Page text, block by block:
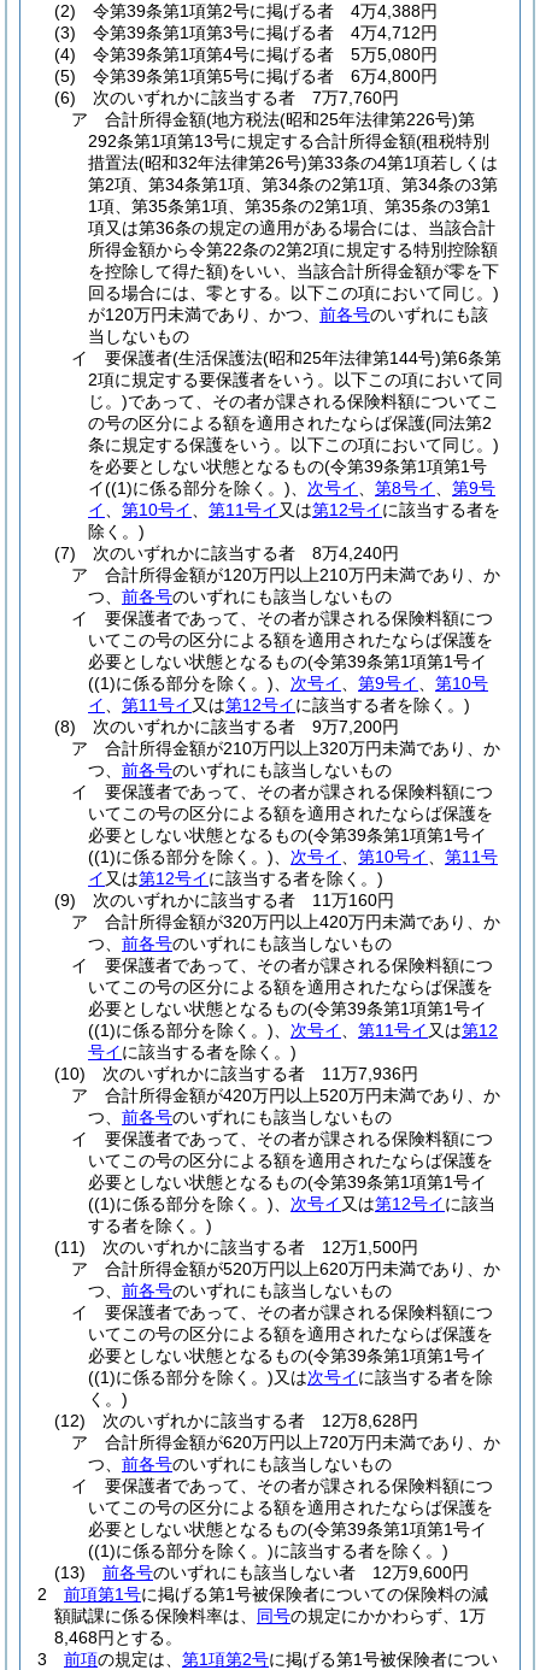
(2)
令第39条第1項第2号に掲げる者 4万4,388円
(3)
令第39条第1項第3号に掲げる者 4万4,712円
(4)
令第39条第1項第4号に掲げる者 5万5,080円
(5)
令第39条第1項第5号に掲げる者 6万4,800円
(6)
次のいずれかに該当する者 7万7,760円
ア
合計所得金額(地方税法(昭和25年法律第226号)第
292条第1項第13号に規定する合計所得金額(租税特別
措置法(昭和32年法律第26号)第33条の4第1項若しくは
第2項、第34条第1項、第34条の2第1項、第34条の3第
1項、第35条第1項、第35条の2第1項、第35条の3第1
項又は第36条の規定の適用がある場合には、当該合計
所得金額から令第22条の2第2項に規定する特別控除額
を控除して得た額)をいい、当該合計所得金額が零を下
回る場合には、零とする。以下この項において同じ。)
が120万円未満であり、かつ、 前各号のいずれにも該
当しないもの
イ
要保護者(生活保護法(昭和25年法律第144号)第6条第
2項に規定する要保護者をいう。以下この項において同
じ。)であって、その者が課される保険料額についてこ
の号の区分による額を適用されたならば保護(同法第2
条に規定する保護をいう。以下この項において同じ。)
を必要としない状態となるもの(令第39条第1項第1号
イ((1)に係る部分を除く。) 次号イ 第8号イ
第9号
イ
第10号イ 第11号イ 又は第12号イに該当する者を
除く。)
(7)
次のいずれかに該当する者 8万4,240円
ア
合計所得金額が120万円以上210万円未満であり、か
つ、 前各号のいずれにも該当しないもの
イ
要保護者であって、その者が課される保険料額につ
いてこの号の区分による額を適用されたならば保護を
必要としない状態となるもの(令第39条第1項第1号イ
((1)に係る部分を除く。) 次号イ 第9号イ
第10号
イ
第11号イ 又は第12号イに該当する者を除く。)
(8)
次のいずれかに該当する者 9万7,200円
ア
合計所得金額が210万円以上320万円未満であり、か
つ、 前各号のいずれにも該当しないもの
イ
要保護者であって、その者が課される保険料額につ
いてこの号の区分による額を適用されたならば保護を
必要としない状態となるもの(令第39条第1項第1号イ
((1)に係る部分を除く。) 次号イ 第10号イ
第11号
イ 又は第12号イに該当する者を除く。)
(9)
次のいずれかに該当する者 11万160円
ア
合計所得金額が320万円以上420万円未満であり、か
つ、 前各号のいずれにも該当しないもの
イ
要保護者であって、その者が課される保険料額につ
いてこの号の区分による額を適用されたならば保護を
必要としない状態となるもの(令第39条第1項第1号イ
((1)に係る部分を除く。) 次号イ 第11号イ 又は第12
号イに該当する者を除く。)
(10)
次のいずれかに該当する者 11万7,936円
ア
合計所得金額が420万円以上520万円未満であり、か
つ、 前各号のいずれにも該当しないもの
イ
要保護者であって、その者が課される保険料額につ
いてこの号の区分による額を適用されたならば保護を
必要としない状態となるもの(令第39条第1項第1号イ
((1)に係る部分を除く。) 次号イ 又は第12号イに該当
する者を除く。)
(11)
次のいずれかに該当する者 12万1,500円
ア
合計所得金額が520万円以上620万円未満であり、か
つ、 前各号のいずれにも該当しないもの
イ
要保護者であって、その者が課される保険料額につ
いてこの号の区分による額を適用されたならば保護を
必要としない状態となるもの(令第39条第1項第1号イ
((1)に係る部分を除く。)又は次号イに該当する者を除
く。)
(12)
次のいずれかに該当する者 12万8,628円
ア
合計所得金額が620万円以上720万円未満であり、か
つ、 前各号のいずれにも該当しないもの
イ
要保護者であって、その者が課される保険料額につ
いてこの号の区分による額を適用されたならば保護を
必要としない状態となるもの(令第39条第1項第1号イ
((1)に係る部分を除く。)に該当する者を除く。)
(13)
前各号のいずれにも該当しない者 12万9,600円
2
前項第1号に掲げる第1号被保険者についての保険料の減
額賦課に係る保険料率は、 同号の規定にかかわらず、1万
8,468円とする。
3
前項の規定は、 第1項第2号に掲げる第1号被保険者につい